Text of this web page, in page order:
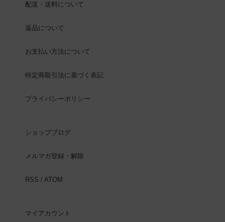
配送・送料について
返品について
お支払い方法について
特定商取引法に基づく表記
プライバシーポリシー
ショップブログ
メルマガ登録・解除
RSS / ATOM
マイアカウント